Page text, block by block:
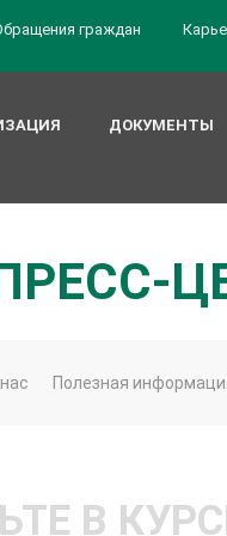
граждан
ДОКУМЕНТЫ
Полезная
В